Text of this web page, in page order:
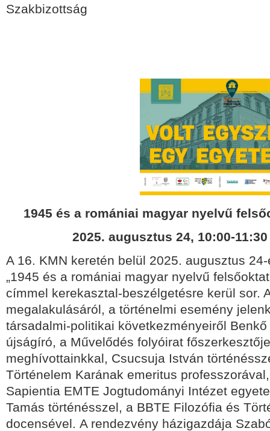
Szakbizottság
1945 és a romániai magyar nyelvű
2025. augusztus 24, 10:00-
A 16. KMN keretén belül 2025. augusztus
„1945 és a romániai magyar nyelvű
címmel kerekasztal-beszélgetésre kerül sor.
megalakulásáról, a történelmi esemény
társadalmi-politikai következményeiről
újságíró, a Művelődés folyóirat
meghívottainkkal, Csucsuja István
Történelem Karának emeritus
Sapientia EMTE Jogtudományi Intézet
Tamás történésszel, a BBTE Filozófia és
docensével. A rendezvény házigazdája